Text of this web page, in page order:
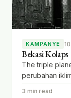
KAMPANYE
Bekasi Kolaps
The triple
perubahan
biodiversitas
3 min read